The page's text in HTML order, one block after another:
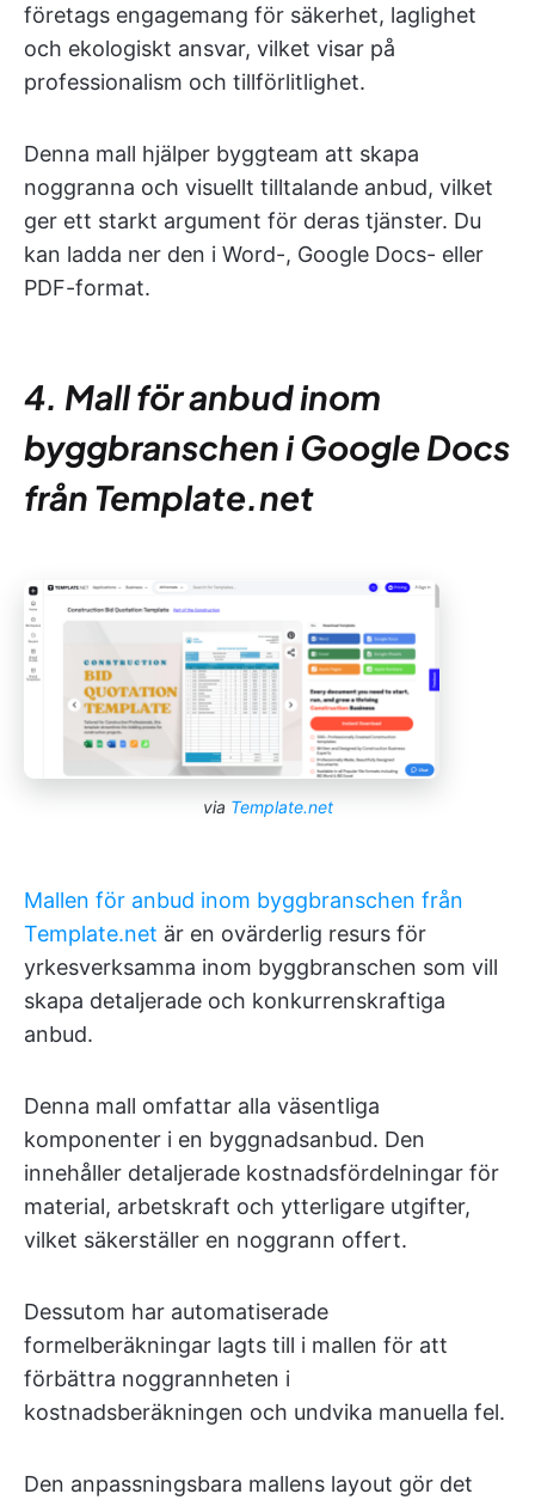
företags engagemang för säkerhet, laglighet
och ekologiskt ansvar, vilket visar på
professionalism och tillförlitlighet.
Denna mall hjälper byggteam att skapa
noggranna och visuellt tilltalande anbud, vilket
ger ett starkt argument för deras tjänster. Du
kan ladda ner den i Word-, Google Docs- eller
PDF-format.
4. Mall för anbud inom
byggbranschen i Google Docs
från Template.net
via Template.net
Mallen för anbud inom byggbranschen från
Template.net är en ovärderlig resurs för
yrkesverksamma inom byggbranschen som vill
skapa detaljerade och konkurrenskraftiga
anbud.
Denna mall omfattar alla väsentliga
komponenter i en byggnadsanbud. Den
innehåller detaljerade kostnadsfördelningar för
material, arbetskraft och ytterligare utgifter,
vilket säkerställer en noggrann offert.
Dessutom har automatiserade
formelberäkningar lagts till i mallen för att
förbättra noggrannheten i
kostnadsberäkningen och undvika manuella fel.
Den anpassningsbara mallens layout gör det